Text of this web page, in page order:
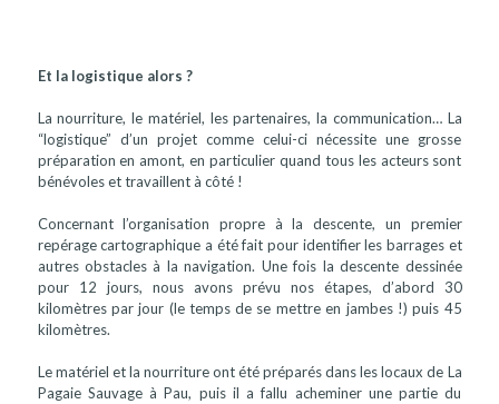
Et la logistique alors ?
La nourriture, le matériel, les partenaires, la communication… La
“logistique” d’un projet comme celui-ci nécessite une grosse
préparation en amont, en particulier quand tous les acteurs sont
bénévoles et travaillent à côté !
Concernant l’organisation propre à la descente, un premier
repérage cartographique a été fait pour identifier les barrages et
autres obstacles à la navigation. Une fois la descente dessinée
pour 12 jours, nous avons prévu nos étapes, d’abord 30
kilomètres par jour (le temps de se mettre en jambes !) puis 45
kilomètres.
Le matériel et la nourriture ont été préparés dans les locaux de La
Pagaie Sauvage à Pau, puis il a fallu acheminer une partie du